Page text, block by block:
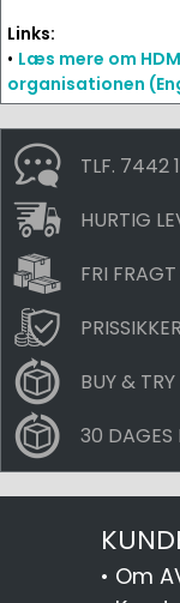
Links:
• Læs mere om
organisationen
TLF. 7442
HURTIG
FRI
BUY & TRY
30 DAGES
• Om